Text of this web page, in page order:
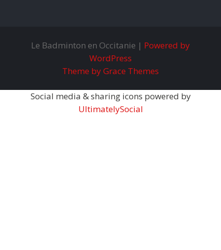
Le Badminton en Occitanie | Powered by
WordPress
Theme by Grace Themes
Social media & sharing icons powered by
UltimatelySocial